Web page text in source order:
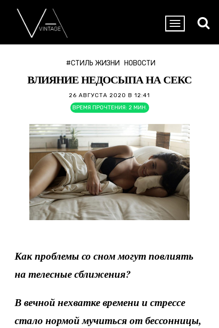
#СТИЛЬ ЖИЗНИ НОВОСТИ
ВЛИЯНИЕ НЕДОСЫПА НА СЕКС
26 АВГУСТА 2020 В 12:41
ВРЕМЯ ПРОЧТЕНИЯ: 2 МИН.
Как проблемы со сном могут повлиять
на телесные сближения?
В вечной нехватке времени и стрессе
стало нормой мучиться от бессонницы,